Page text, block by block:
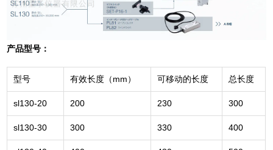
产品型号：
型号 有效长度（mm） 可移动的长度 总长度
sl130-20 200 230 300
sl130-30 300 330 400